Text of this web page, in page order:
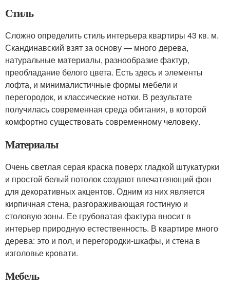
Стиль
Сложно определить стиль интерьера квартиры 43 кв. м.
Скандинавский взят за основу — много дерева,
натуральные материалы, разнообразие фактур,
преобладание белого цвета. Есть здесь и элементы
лофта, и минималистичные формы мебели и
перегородок, и классические нотки. В результате
получилась современная среда обитания, в которой
комфортно существовать современному человеку.
Материалы
Очень светлая серая краска поверх гладкой штукатурки
и простой белый потолок создают впечатляющий фон
для декоративных акцентов. Одним из них является
кирпичная стена, разгораживающая гостиную и
столовую зоны. Ее грубоватая фактура вносит в
интерьер природную естественность. В квартире много
дерева: это и пол, и перегородки-шкафы, и стена в
изголовье кровати.
Мебель